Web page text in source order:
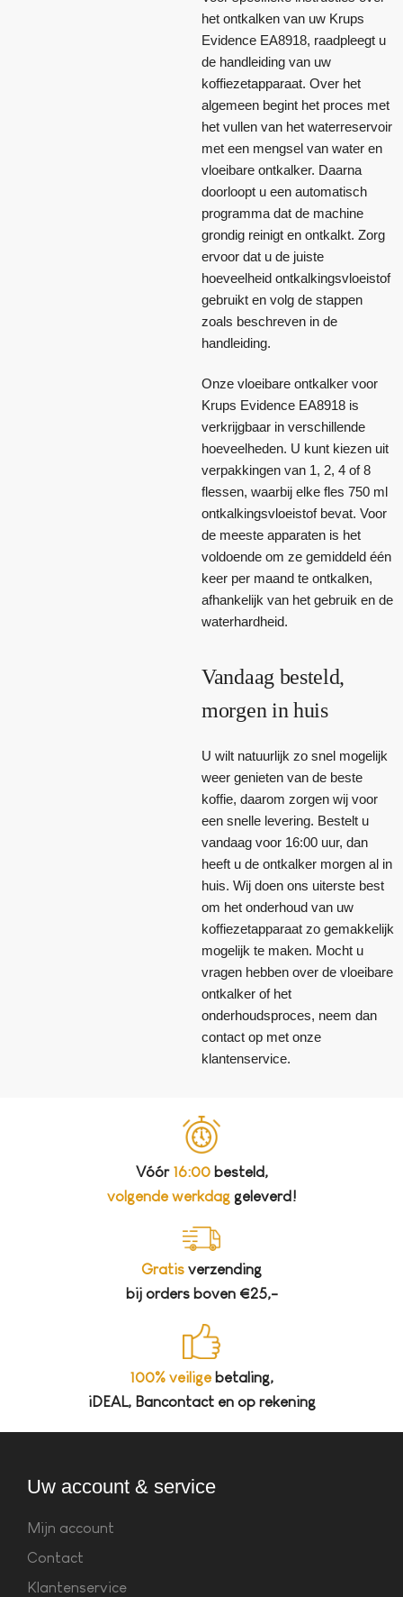
het ontkalken van uw Krups
Evidence EA8918, raadpleegt u
de handleiding van uw
koffiezetapparaat. Over het
algemeen begint het proces met
het vullen van het waterreservoir
met een mengsel van water en
vloeibare ontkalker. Daarna
doorloopt u een automatisch
programma dat de machine
grondig reinigt en ontkalkt. Zorg
ervoor dat u de juiste
hoeveelheid ontkalkingsvloeistof
gebruikt en volg de stappen
zoals beschreven in de
handleiding.
Onze vloeibare ontkalker voor
Krups Evidence EA8918 is
verkrijgbaar in verschillende
hoeveelheden. U kunt kiezen uit
verpakkingen van 1, 2, 4 of 8
flessen, waarbij elke fles 750 ml
ontkalkingsvloeistof bevat. Voor
de meeste apparaten is het
voldoende om ze gemiddeld één
keer per maand te ontkalken,
afhankelijk van het gebruik en de
waterhardheid.
Vandaag besteld,
morgen in huis
U wilt natuurlijk zo snel mogelijk
weer genieten van de beste
koffie, daarom zorgen wij voor
een snelle levering. Bestelt u
vandaag voor 16:00 uur, dan
heeft u de ontkalker morgen al in
huis. Wij doen ons uiterste best
om het onderhoud van uw
koffiezetapparaat zo gemakkelijk
mogelijk te maken. Mocht u
vragen hebben over de vloeibare
ontkalker of het
onderhoudsproces, neem dan
contact op met onze
klantenservice.
Vóór 16:00besteld,
volgende werkdag geleverd!
Gratis verzending
bij orders boven €25,-
100% veiligebetaling,
iDEAL, Bancontact en op rekening
Uw account & service
Mijn account
Contact
Klantenservice